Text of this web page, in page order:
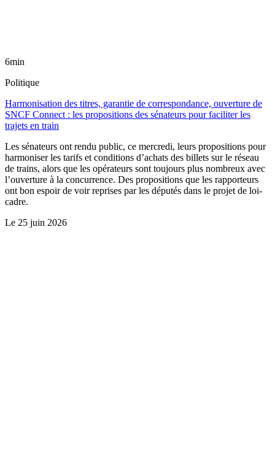
6min
Politique
Harmonisation des titres, garantie de correspondance, ouverture de
SNCF Connect : les propositions des sénateurs pour faciliter les
trajets en train
Les sénateurs ont rendu public, ce mercredi, leurs propositions pour
harmoniser les tarifs et conditions d’achats des billets sur le réseau
de trains, alors que les opérateurs sont toujours plus nombreux avec
l’ouverture à la concurrence. Des propositions que les rapporteurs
ont bon espoir de voir reprises par les députés dans le projet de loi-
cadre.
Le 25 juin 2026